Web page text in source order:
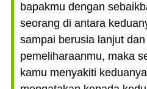
bapakmu dengan
seorang di antara
sampai berusia lanjut
pemeliharaanmu, maka
kamu menyakiti